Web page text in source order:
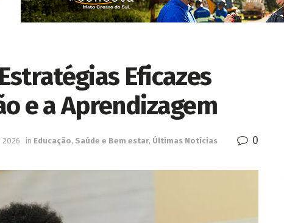
Eficazes
e a Aprendizagem
2026 in Educação, Saúde e Bem estar, Últimas Notícias 0